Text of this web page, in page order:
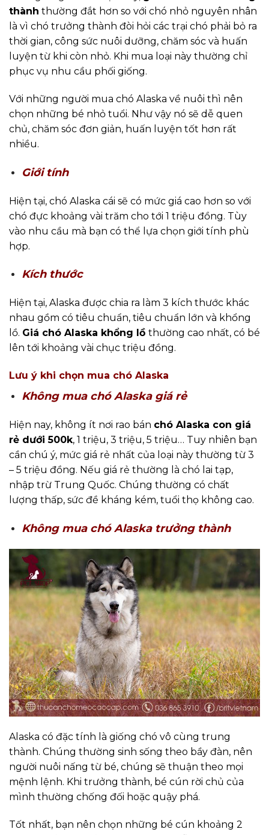
thành thường đắt hơn so với chó nhỏ nguyên nhân
là vì chó trưởng thành đòi hỏi các trại chó phải bỏ ra
thời gian, công sức nuôi dưỡng, chăm sóc và huấn
luyện từ khi còn nhỏ. Khi mua loại này thường chỉ
phục vụ nhu cầu phối giống.
Với những người mua chó Alaska về nuôi thì nên
chọn những bé nhỏ tuổi. Như vậy nó sẽ dễ quen
chủ, chăm sóc đơn giản, huấn luyện tốt hơn rất
nhiều.
Giới tính
Hiện tại, chó Alaska cái sẽ có mức giá cao hơn so với
chó đực khoảng vài trăm cho tới 1 triệu đồng. Tùy
vào nhu cầu mà bạn có thể lựa chọn giới tính phù
hợp.
Kích thước
Hiện tại, Alaska được chia ra làm 3 kích thước khác
nhau gồm có tiêu chuẩn, tiêu chuẩn lớn và khổng
lồ. Giá chó Alaska khổng lồ thường cao nhất, có bé
lên tới khoảng vài chục triệu đồng.
Lưu ý khi chọn mua chó Alaska
Không mua chó Alaska giá rẻ
Hiện nay, không ít nơi rao bán chó Alaska con giá
rẻ dưới 500k, 1 triệu, 3 triệu, 5 triệu… Tuy nhiên bạn
cần chú ý, mức giá rẻ nhất của loại này thường từ 3
– 5 triệu đồng. Nếu giá rẻ thường là chó lai tạp,
nhập trừ Trung Quốc. Chúng thường có chất
lượng thấp, sức đề kháng kém, tuổi thọ không cao.
Không mua chóAlaska trưởng thành
Alaska có đặc tính là giống chó vô cùng trung
thành. Chúng thường sinh sống theo bầy đàn, nên
người nuôi nấng từ bé, chúng sẽ thuận theo mọi
mệnh lệnh. Khi trưởng thành, bé cún rời chủ của
mình thường chống đối hoặc quậy phá.
Tốt nhất, bạn nên chọn những bé cún khoảng 2